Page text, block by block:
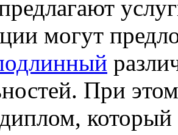
могут
При
который